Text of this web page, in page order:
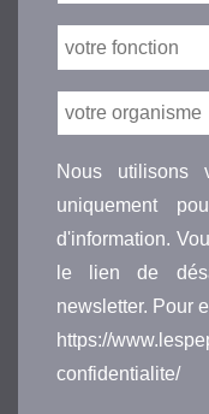
Nous utilisons
uniquement
d'information.
le lien de
newsletter. Pour
https://
confidentialite/